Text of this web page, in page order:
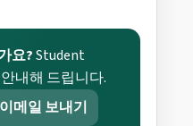
요?Student
내해 드립니다.
메일 보내기